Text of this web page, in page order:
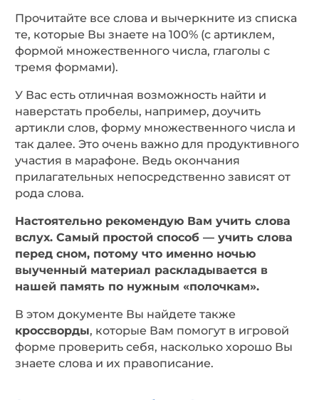
Прочитайте все слова и вычеркните из списка
те, которые Вы знаете на 100% (с артиклем,
формой множественного числа, глаголы с
тремя формами).
У Вас есть отличная возможность найти и
наверстать пробелы, например, доучить
артикли слов, форму множественного числа и
так далее. Это очень важно для продуктивного
участия в марафоне. Ведь окончания
прилагательных непосредственно зависят от
рода слова.
Настоятельно рекомендую Вам учить слова
вслух. Самый простой способ — учить слова
перед сном, потому что именно ночью
выученный материал раскладывается в
нашей память по нужным «полочкам».
В этом документе Вы найдете также
кроссворды, которые Вам помогут в игровой
форме проверить себя, насколько хорошо Вы
знаете слова и их правописание.